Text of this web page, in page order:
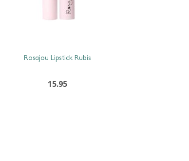
Rosajou Lipstick Rubis
15.95